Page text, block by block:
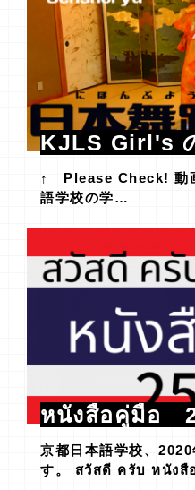
KJLS Girl's
↑ Please Check! 動
語学校の学…
หนังสือคู่มือ
京都日本語学校、
す。 สวัสดี ครับ หนัง